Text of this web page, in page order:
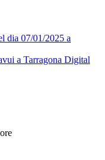
dia 07/01/2025 a
a Tarragona Digital